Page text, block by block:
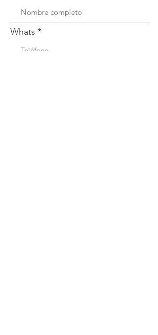
Whats